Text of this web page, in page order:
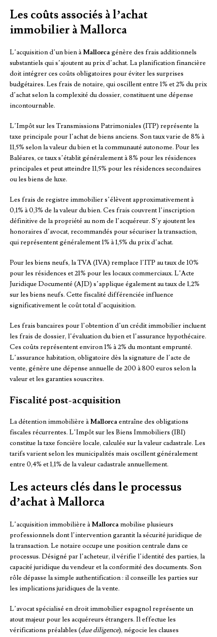
Les coûts associés à l’achat
immobilier à Mallorca
L’acquisition d’un bien àMallorcagénère des frais additionnels
substantiels qui s’ajoutent au prix d’achat. La planification financière
doit intégrer ces coûts obligatoires pour éviter les surprises
budgétaires. Les frais de notaire, qui oscillent entre 1% et 2% du prix
d’achat selon la complexité du dossier, constituent une dépense
incontournable.
L’Impôt sur les Transmissions Patrimoniales (ITP) représente la
taxe principale pour l’achat de biens anciens. Son taux varie de 8% à
11,5% selon la valeur du bien et la communauté autonome. Pour les
Baléares, ce taux s’établit généralement à 8% pour les résidences
principales et peut atteindre 11,5% pour les résidences secondaires
ou les biens de luxe.
Les frais de registre immobilier s’élèvent approximativement à
0,1% à 0,3% de la valeur du bien. Ces frais couvrent l’inscription
définitive de la propriété au nom de l’acquéreur. S’y ajoutent les
honoraires d’avocat, recommandés pour sécuriser la transaction,
qui représentent généralement 1% à 1,5% du prix d’achat.
Pour les biens neufs, la TVA (IVA) remplace l’ITP au taux de 10%
pour les résidences et 21% pour les locaux commerciaux. L’Acte
Juridique Documenté (AJD) s’applique également au taux de 1,2%
sur les biens neufs. Cette fiscalité différenciée influence
significativement le coût total d’acquisition.
Les frais bancaires pour l’obtention d’un crédit immobilier incluent
les frais de dossier, l’évaluation du bien et l’assurance hypothécaire.
Ces coûts représentent environ 1% à 2% du montant emprunté.
L’assurance habitation, obligatoire dès la signature de l’acte de
vente, génère une dépense annuelle de 200 à 800 euros selon la
valeur et les garanties souscrites.
Fiscalité post-acquisition
La détention immobilière àMallorcaentraîne des obligations
fiscales récurrentes. L’Impôt sur les Biens Immobiliers (IBI)
constitue la taxe foncière locale, calculée sur la valeur cadastrale. Les
tarifs varient selon les municipalités mais oscillent généralement
entre 0,4% et 1,1% de la valeur cadastrale annuellement.
Les acteurs clés dans le processus
d’achat à Mallorca
L’acquisition immobilière àMallorcamobilise plusieurs
professionnels dont l’intervention garantit la sécurité juridique de
la transaction. Le notaire occupe une position centrale dans ce
processus. Désigné par l’acheteur, il vérifie l’identité des parties, la
capacité juridique du vendeur et la conformité des documents. Son
rôle dépasse la simple authentification : il conseille les parties sur
les implications juridiques de la vente.
L’avocat spécialisé en droit immobilier espagnol représente un
atout majeur pour les acquéreurs étrangers. Il effectue les
vérifications préalables (due diligence), négocie les clauses